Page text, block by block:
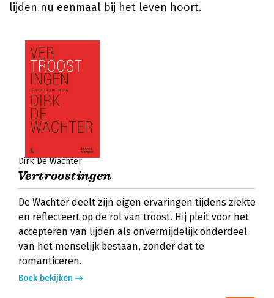
lijden nu eenmaal bij het leven hoort.
Dirk De Wachter
Vertroostingen
De Wachter deelt zijn eigen ervaringen tijdens ziekte
en reflecteert op de rol van troost. Hij pleit voor het
accepteren van lijden als onvermijdelijk onderdeel
van het menselijk bestaan, zonder dat te
romanticeren.
Boek bekijken